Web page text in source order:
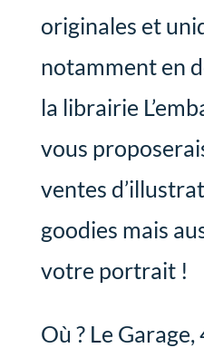
originales et
notamment en
la librairie
vous
ventes
goodies mais
votre portrait !
Où ? Le